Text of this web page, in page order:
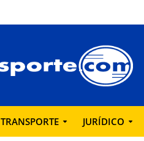
TRANSPORTE JURÍDICO